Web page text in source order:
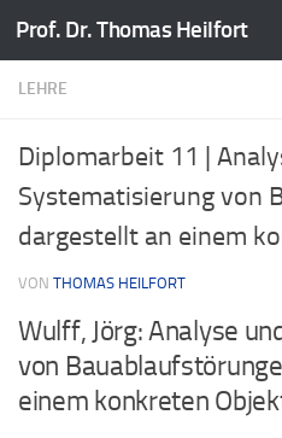
Zum Inhalt springen
Prof. Dr. Thomas Heilfort
LEHRE
Diplomarbeit 11 |
Systematisierung von
dargestellt an einem
VON THOMAS HEILFORT
Wulff, Jörg: Analyse
von
einem konkreten